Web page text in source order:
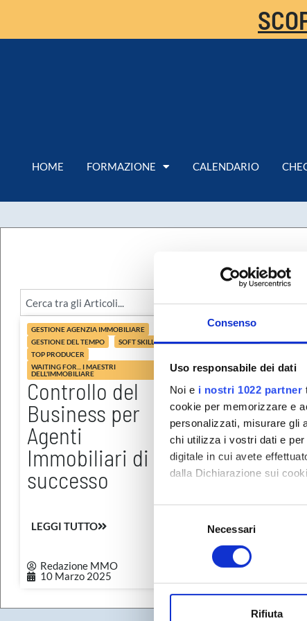
Consenso
Uso responsabile dei dati
Noi e i nostri 1022 partner
cookie per memorizzare e
personalizzati, misurare gli
chi utilizza i vostri dati e
digitale in cui avete
dalla Dichiarazione sui
Con il tuo consenso,
raccogliere
digitali).
modificare o ritirare il tuo
o
Necessari
Rifiuta
HOME FORMAZIONE CALENDARIO
GESTIONE AGENZIA IMMOBILIARE
GESTIONE DEL TEMPO
SOFT SKILLS
TOP PRODUCER
WAITING FOR... I MAESTRI
DELL'IMMOBILIARE
Controllo del
Business per
Agenti
Immobiliari di
successo
LEGGI TUTTO
Redazione MMO
10 Marzo 2025
STRATEGIA E OBIETTIVI
WAITING FOR... I MAESTRI
DELL'IMMOBILIARE
Tempo: La
per
Diventare
Top
Redazione MMO